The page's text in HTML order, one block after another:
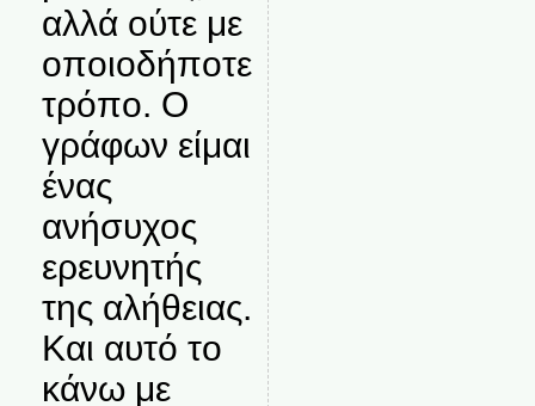
αλλά ούτε με
οποιοδήποτε
τρόπο. Ο
γράφων είμαι
ένας
ανήσυχος
ερευνητής
της αλήθειας.
Και αυτό το
κάνω με